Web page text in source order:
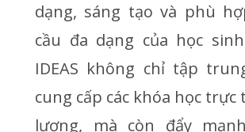
dạng, sáng tạo và phù
cầu đa dạng của học
IDEAS không chỉ tập
cung cấp các khóa học trực
lượng, mà còn đẩy